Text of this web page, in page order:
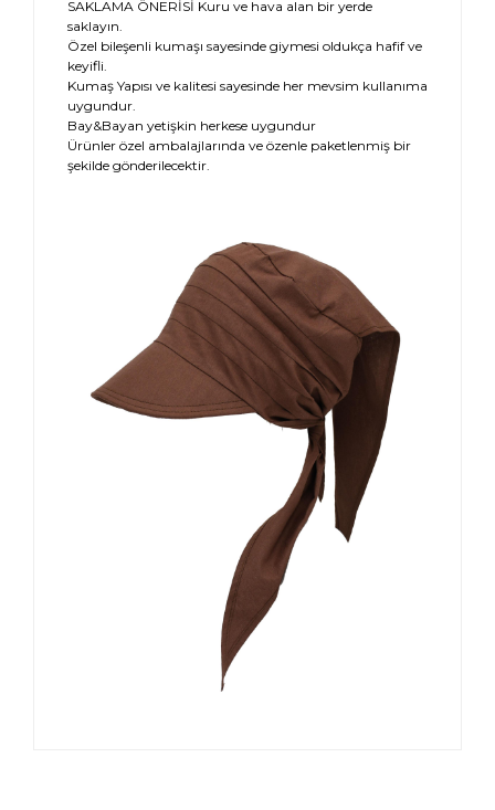
SAKLAMA ÖNERİSİ Kuru ve hava alan bir yerde
saklayın.
Özel bileşenli kumaşı sayesinde giymesi oldukça hafif ve
keyifli.
Kumaş Yapısı ve kalitesi sayesinde her mevsim kullanıma
uygundur.
Bay&Bayan yetişkin herkese uygundur
Ürünler özel ambalajlarında ve özenle paketlenmiş bir
şekilde gönderilecektir.